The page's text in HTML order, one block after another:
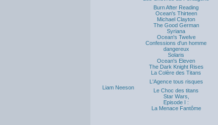
Burn After Reading
Ocean's Thirteen
Michael Clayton
The Good German
Syriana
Ocean's Twelve
Confessions d'un homme
dangereux
Solaris
Ocean's Eleven
Liam Neeson
The Dark Knight Rises
La Colère des Titans
L'Agence tous risques
Le Choc des titans
Star Wars,
Episode I :
La Menace Fantôme